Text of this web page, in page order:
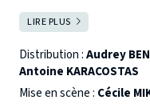
échange de voix. Bien
musicaux soient
compagnes
participation au gala et
d'acquérir au plus vite
LIRE PLUS
Distribution :Audrey
Antoine KARACOSTAS
Mise en scène : Cécile